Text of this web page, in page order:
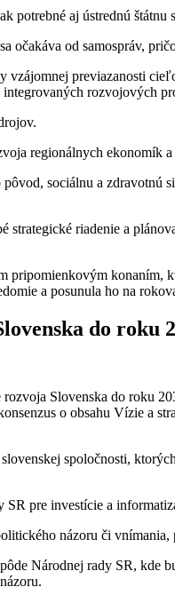
potrebné aj ústrednú štátnu
očakáva od samospráv,
previazanosti
rozvojových
regionálnych ekonomík
sociálnu a
strategické riadenie a
pripomienkovým
a posunula ho na
do roku
Slovenska do roku
o obsahu Vízie a
spoločnosti,
pre investície a
názoru či
Národnej rady SR,